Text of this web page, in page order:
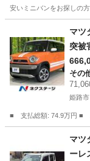
安いミニバンをお探しの
英
マツ
突
トキ
１５
ト
その
姫路市
■ 支払総額: 74.9万円 ■
そ
マツ
ーレ